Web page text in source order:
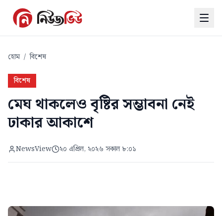
হোম / বিশেষ
বিশেষ
মেঘ থাকলেও বৃষ্টির সম্ভাবনা নেই
ঢাকার আকাশে
NewsView ২০ এপ্রিল, ২০২৬ সকাল ৮:০১